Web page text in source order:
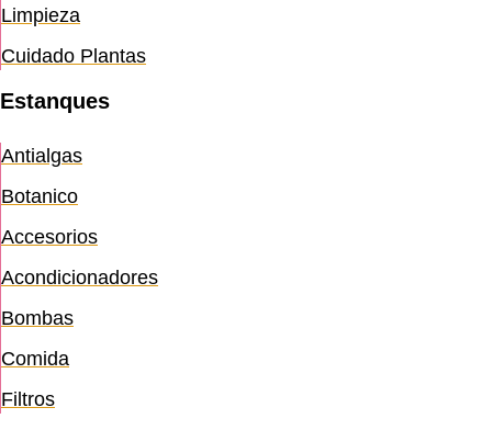
Limpieza
Cuidado Plantas
Estanques
Antialgas
Botanico
Accesorios
Acondicionadores
Bombas
Comida
Filtros